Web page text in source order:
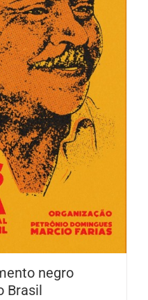
negro
Brasil